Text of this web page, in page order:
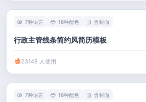
7种语言 16种配色 含封面
行政主管线条简约风简历模板
23148 人使用
7种语言 16种配色 含封面